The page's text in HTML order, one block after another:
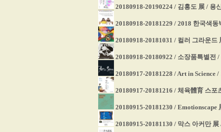
20180918-20190224 / 김홍도 展 / 용
20180918-20181229 / 2018 한국색
20180918-20181031 / 컬러 그라운드
20180918-20180922 / 소장품특별전
20180917-20181228 / Art in Science
20180917-20181216 / 체육體育 스
20180915-20181230 / Emotionscape
20180915-20181130 / 막스 아커만